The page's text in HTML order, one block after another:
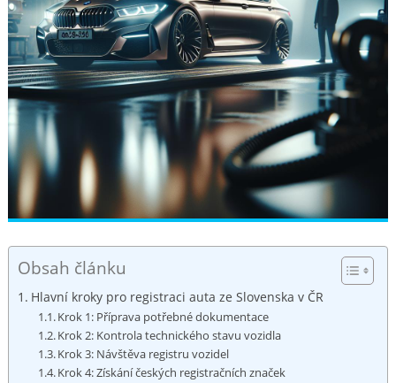
Obsah článku
Hlavní kroky ​pro ​registraci‌ auta ze Slovenska ⁢v ČR
Krok ⁤1: ‍Příprava potřebné ⁤dokumentace
Krok 2: Kontrola technického stavu vozidla
Krok 3: Návštěva registru‌ vozidel
Krok ⁣4: Získání českých registračních značek